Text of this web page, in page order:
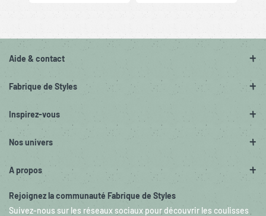
Aide & contact
Fabrique de Styles
Inspirez-vous
Nos univers
A propos
Rejoignez la communauté Fabrique de Styles
Suivez-nous sur les réseaux sociaux pour découvrir les coulisses